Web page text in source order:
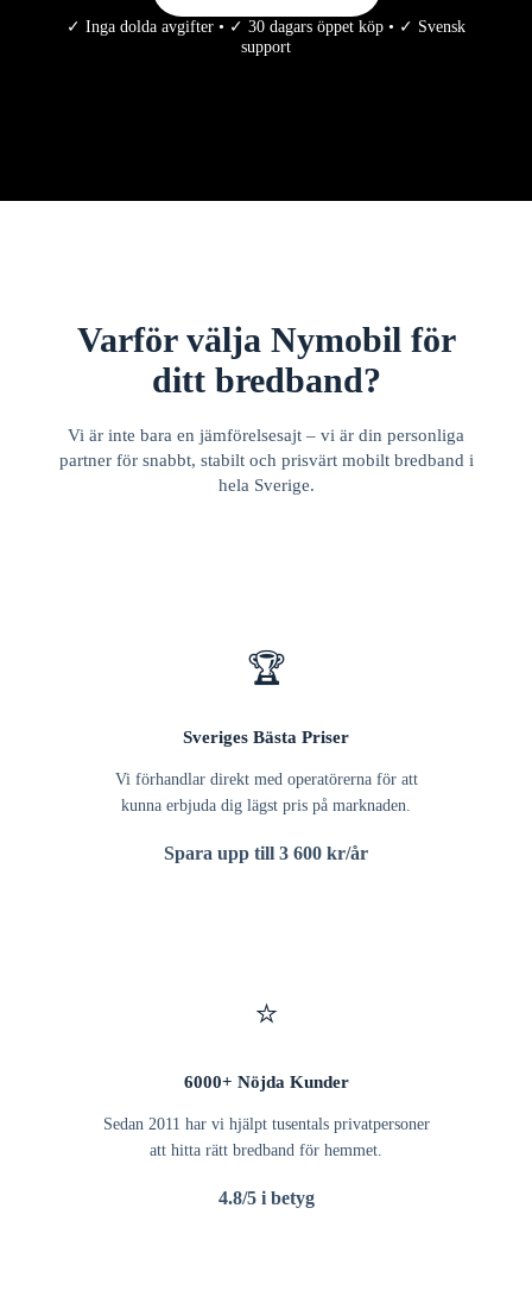
✓ Inga dolda avgifter • ✓ 30 dagars öppet köp • ✓ Svensk
support
Varför välja Nymobil för
ditt bredband?
Vi är inte bara en jämförelsesajt – vi är din personliga
partner för snabbt, stabilt och prisvärt mobilt bredband i
hela Sverige.
🏆
Sveriges Bästa Priser
Vi förhandlar direkt med operatörerna för att
kunna erbjuda dig lägst pris på marknaden.
Spara upp till 3 600 kr/år
⭐
6000+ Nöjda Kunder
Sedan 2011 har vi hjälpt tusentals privatpersoner
att hitta rätt bredband för hemmet.
4.8/5 i betyg